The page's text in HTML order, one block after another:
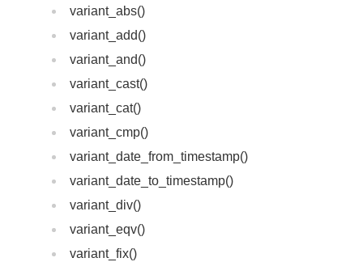
variant_abs()
variant_add()
variant_and()
variant_cast()
variant_cat()
variant_cmp()
variant_date_from_timestamp()
variant_date_to_timestamp()
variant_div()
variant_eqv()
variant_fix()